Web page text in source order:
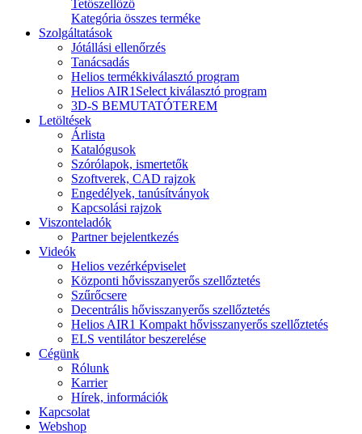
Tetőszellőző
Kategória összes terméke
Szolgáltatások
Jótállási ellenőrzés
Tanácsadás
Helios termékkiválasztó program
Helios AIR1Select kiválasztó program
3D-S BEMUTATÓTEREM
Letöltések
Árlista
Katalógusok
Szórólapok, ismertetők
Szoftverek, CAD rajzok
Engedélyek, tanúsítványok
Kapcsolási rajzok
Viszonteladók
Partner bejelentkezés
Videók
Helios vezérképviselet
Központi hővisszanyerős szellőztetés
Szűrőcsere
Decentrális hővisszanyerős szellőztetés
Helios AIR1 Kompakt hővisszanyerős szellőztetés
ELS ventilátor beszerelése
Cégünk
Rólunk
Karrier
Hírek, információk
Kapcsolat
Webshop